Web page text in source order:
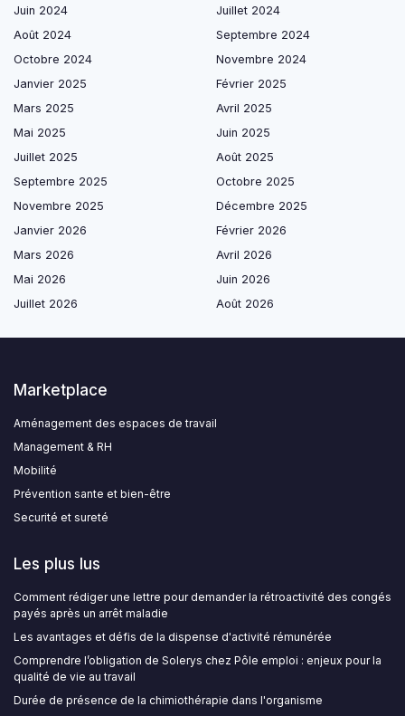
Juin 2024
Juillet 2024
Août 2024
Septembre 2024
Octobre 2024
Novembre 2024
Janvier 2025
Février 2025
Mars 2025
Avril 2025
Mai 2025
Juin 2025
Juillet 2025
Août 2025
Septembre 2025
Octobre 2025
Novembre 2025
Décembre 2025
Janvier 2026
Février 2026
Mars 2026
Avril 2026
Mai 2026
Juin 2026
Juillet 2026
Août 2026
Marketplace
Aménagement des espaces de travail
Management & RH
Mobilité
Prévention sante et bien-être
Securité et sureté
Les plus lus
Comment rédiger une lettre pour demander la rétroactivité des congés
payés après un arrêt maladie
Les avantages et défis de la dispense d'activité rémunérée
Comprendre l’obligation de Solerys chez Pôle emploi : enjeux pour la
qualité de vie au travail
Durée de présence de la chimiothérapie dans l'organisme